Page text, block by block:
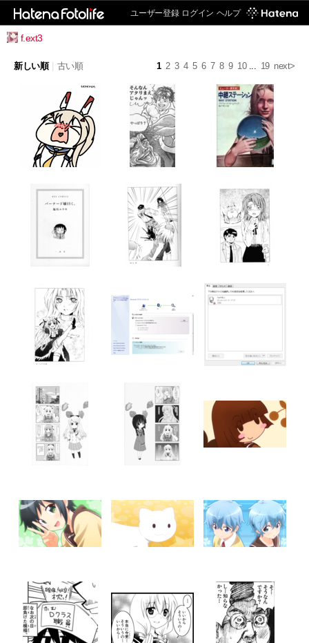
ユーザー登録 ログイン ヘルプ
f.ext3
1 2 3 4 5 6 7 8 9 10... 19 next>
新しい順 古い順